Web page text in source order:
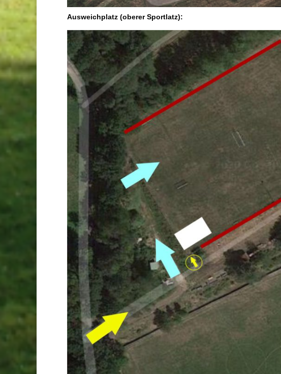
Ausweichplatz (oberer Sportlatz):